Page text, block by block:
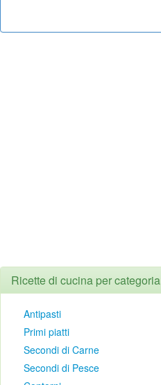
Ricette di cucina per categoria
Antipasti
Primi piatti
Secondi di Carne
Secondi di Pesce